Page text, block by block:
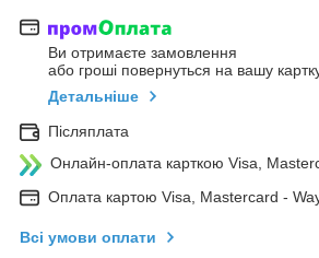
Ви отримаєте замовлення
або гроші повернуться на вашу
Детальніше
Післяплата
Онлайн-оплата карткою Visa,
Оплата картою Visa, Mastercard -
Всі умови оплати